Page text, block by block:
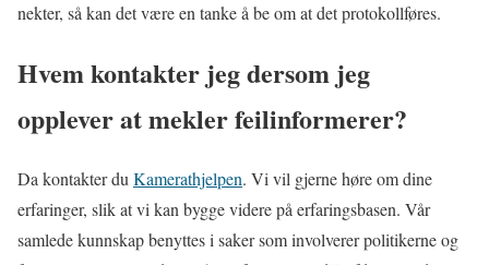
nekter, så kan det være en tanke å be om at det protokollføres.
Hvem kontakter jeg dersom jeg
opplever at mekler feilinformerer?
Da kontakter du Kamerathjelpen. Vi vil gjerne høre om dine
erfaringer, slik at vi kan bygge videre på erfaringsbasen. Vår
samlede kunnskap benyttes i saker som involverer politikerne og